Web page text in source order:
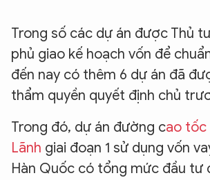
Trong số các dự án được Thủ
phủ giao kế hoạch vốn để
đến nay có thêm 6 dự án đã
thẩm quyền quyết định chủ
Trong đó, dự án đường cao tốc
Lãnh giai đoạn 1 sử dụng vốn
Hàn Quốc có tổng mức đầu tư